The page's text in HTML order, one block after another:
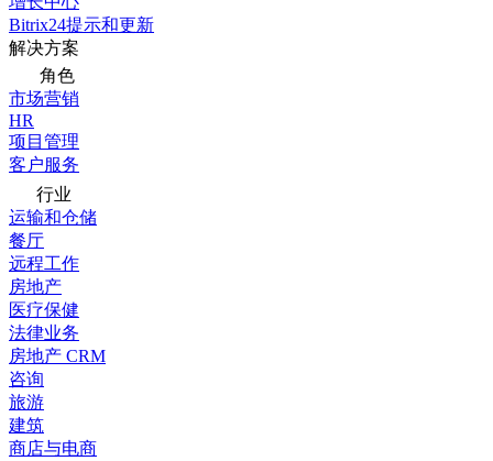
Bitrix24提示和更新
解决方案
角色
市场营销
HR
项目管理
客户服务
行业
运输和仓储
餐厅
远程工作
房地产
医疗保健
法律业务
房地产 CRM
咨询
旅游
建筑
商店与电商